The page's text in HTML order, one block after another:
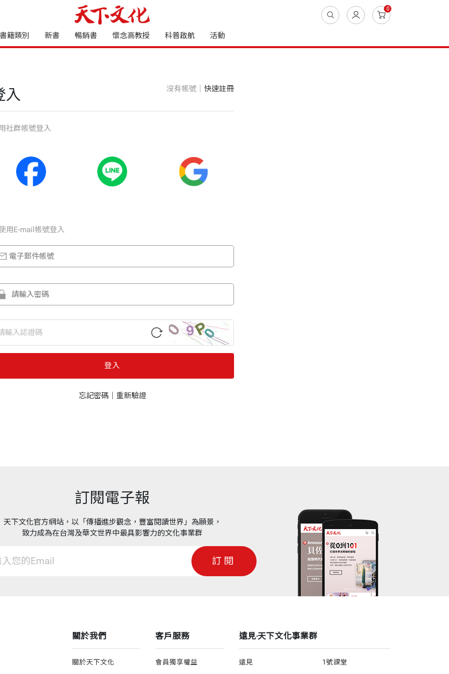
0
書籍類別 新書 暢銷書 懷念高教授 科普啟航 活動
入 沒有帳號｜ 快速註冊
社群帳號登入
⽤E-mail帳號登入
登入
忘記密碼｜ 重新驗證
訂閱電子報
天下文化官方網站，以「傳播進步觀念，豐富閱讀世界」為願景，
致力成為在台灣及華文世界中最具影響力的文化事業群
訂閱
關於我們
關於天下文化
客戶服務
會員獨享權益
遠見‧天下文化事業群
遠見
1號課堂